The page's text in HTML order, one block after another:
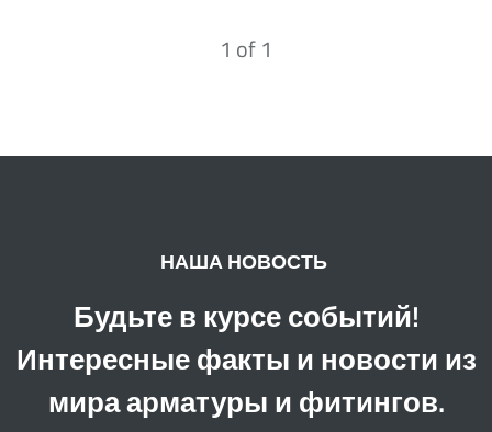
1 of1
НАША НОВОСТЬ
Будьте в курсе событий!
Интересные факты и новости из
мира арматуры и фитингов.